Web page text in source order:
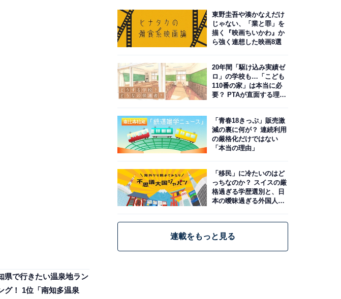
県で行きたい温泉地ラン
グ！ 1位「南知多温泉
東野圭吾や湊かなえだけ
じゃない、「業と罪」を
描く『映画ちいかわ』か
ら強く連想した映画8選
20年間「駆け込み実績ゼ
ロ」の学校も…「こども
110番の家」は本当に必
要？ PTAが直面する理想
「青春18きっぷ」販売激
減の裏に何が？ 連続利用
の厳格化だけではない
「本当の理由」
「移民」に冷たいのはど
っちなのか？ スイスの厳
格過ぎる学歴選別と、日
本の曖昧過ぎる外国人政
連載をもっと見る